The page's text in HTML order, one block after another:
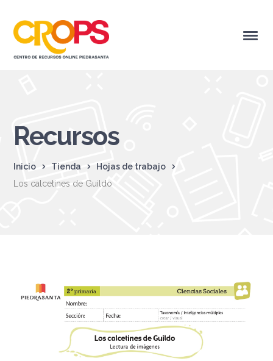
Recursos
Inicio Tienda
Hojas de trabajo
Los calcetines de Guildo